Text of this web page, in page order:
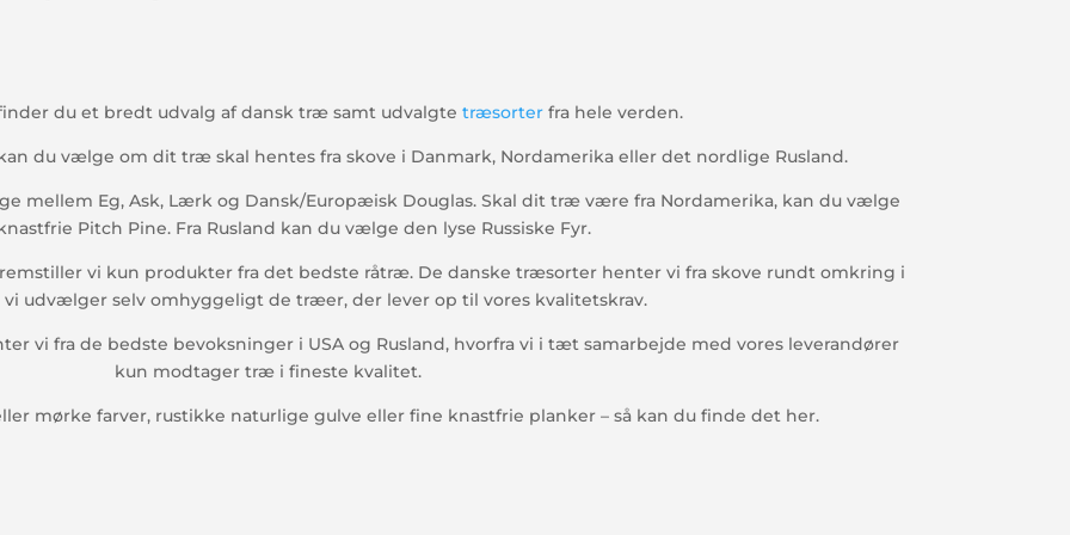
du et bredt udvalg af dansk træ samt udvalgte træsorterfra hele verden.
du vælge om dit træ skal hentes fra skove i Danmark, Nordamerika eller det nordlige Rusland.
mellem Eg, Ask, Lærk og Dansk/Europæisk Douglas. Skal dit træ være fra Nordamerika, kan du vælge
Pitch Pine. Fra Rusland kan du vælge den lyse Russiske Fyr.
vi kun produkter fra det bedste råtræ. De danske træsorter henter vi fra skove rundt omkring i
vi udvælger selv omhyggeligt de træer, der lever op til vores kvalitetskrav.
vi fra de bedste bevoksninger i USA og Rusland, hvorfra vi i tæt samarbejde med vores leverandører
kun modtager træ i fineste kvalitet.
mørke farver, rustikke naturlige gulve eller fine knastfrie planker – så kan du finde det her.